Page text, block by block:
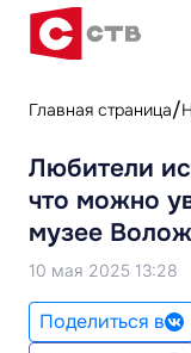
Главная страница
Любители
что можно
музее
10 мая 2025 13:28
Поделиться в